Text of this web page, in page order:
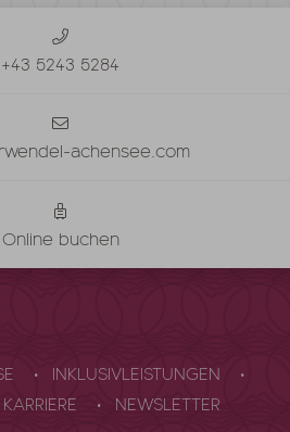
+43 5243 5284
achensee.com
Online buchen
INKLUSIVLEISTUNGEN
KARRIERE NEWSLETTER